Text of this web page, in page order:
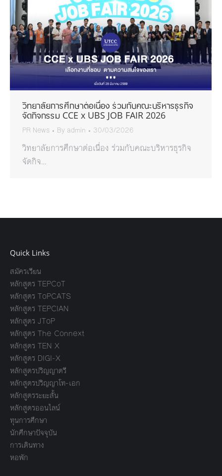
วิทยาลัยการศึกษาต่อเนื่อง ร่วมกับคณะบริหารธุรกิจ
จัดกิจกรรม CCE x UBS JOB FAIR 2026
PR News By admin 30/03/2026
วิทยาลัยการศึกษาต่อเนื่อง ร่วมกับคณะบริหารธุรกิจ
จัดกิจ…
Quick Links
สมัครเรียน
หลักสูตร TEPCoT
หลักสูตร ToPCATS
หลักสูตร TEPCIAN
หลักสูตร JToP
หลักสูตร The Connext
หลักสูตร TEN X
หลักสูตร DIGI-X
หลักสูตรปริญญาตรี
หลักสูตรปริญญาโท-เอก
หลักสูตรระยะสั้น
หลักสูตรออนไลน์
ทุนการศึกษา
นักศึกษาปัจจุบัน
การเดินทาง
หอพัก